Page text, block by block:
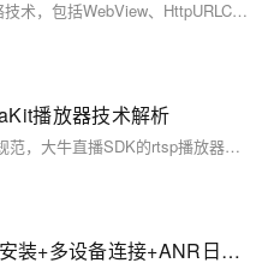
本文总结了Android中几种常用的网络技术，包括WebView、HttpURLConnection、OKHttp和XML的Pull解析方式。每种技术都有其独特的特点和适用场景。理解并熟练运用这些技术，可以帮助开发者构建高效、可靠的网络应用程序。通过示例代码和详细解释，本文为开发者提供了实用的参考和指导。
播放器技术解析
RTSP协议是实时流媒体传输的重要规范，大牛直播SDK的rtsp播放器基于此构建，具备跨平台支持、超低延迟（100-300ms）、多实例播放、高效资源利用、音视频同步等优势。它广泛应用于安防监控、远程教学等领域，提供实时录像、快照等功能，优化网络传输与解码效率，并通过事件回调机制保障稳定性。作为高性能解决方案，它推动了实时流媒体技术的发展。
Android调试终极指南：ADB安装+多设备连接+ANR日志抓取全流程解析，覆盖环境变量配置/多设备调试/ANR日志分析全流程，附Win/Mac/Linux三平台解决方案